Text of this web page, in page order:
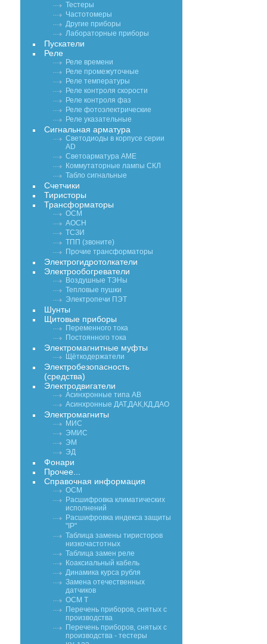
Тестеры
Частотомеры
Другие приборы
Лабораторные приборы
Пускатели
Реле
Реле времени
Реле промежуточные
Реле температуры
Реле контроля скорости
Реле контроля фаз
Реле фотоэлектрические
Реле указательные
Сигнальная арматура
Светодиоды в корпусе серии
AD
Светоарматура АМЕ
Коммутаторные лампы СКЛ
Табло сигнальные
Счетчики
Тиристоры
Трансформаторы
ОСМ
АОСН
ТСЗИ
ТПП (звоните)
Прочие трансформаторы
Электрогидротолкатели
Электрообогреватели
Воздушные ТЭНы
Тепловые пушки
Электропечи ПЭТ
Шунты
Щитовые приборы
Переменного тока
Постоянного тока
Электромагнитные муфты
Щёткодержатели
Электробезопасность
(средства)
Электродвигатели
Асинхронные типа АВ
Асинхронные ДАТ,ДАК,КД,ДАО
Электромагниты
МИС
ЭМИС
ЭМ
ЭД
Фонари
Прочее...
Справочная информация
ОСМ
Расшифровка климатических
исполнений
Расшифровка индекса защиты
"IP"
Таблица замены тиристоров
низкочастотных
Таблица замен реле
Коаксиальный кабель
Динамика курса рубля
Замена отечественных
датчиков
ОСМ Т
Перечень приборов, снятых с
производства
Перечень приборов, снятых с
производства - тестеры